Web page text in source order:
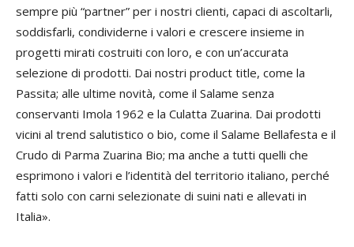
sempre più “partner” per i nostri clienti, capaci di ascoltarli,
soddisfarli, condividerne i valori e crescere insieme in
progetti mirati costruiti con loro, e con un’accurata
selezione di prodotti. Dai nostri product title, come la
Passita; alle ultime novità, come il Salame senza
conservanti Imola 1962 e la Culatta Zuarina. Dai prodotti
vicini al trend salutistico o bio, come il Salame Bellafesta e il
Crudo di Parma Zuarina Bio; ma anche a tutti quelli che
esprimono i valori e l’identità del territorio italiano, perché
fatti solo con carni selezionate di suini nati e allevati in
Italia».